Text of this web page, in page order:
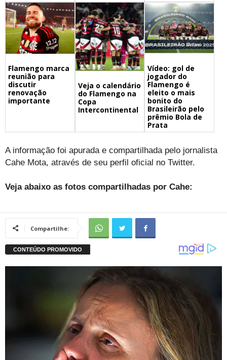
Flamengo marca
reunião para
discutir
renovação
importante
Veja o calendário
do Flamengo na
Copa
Intercontinental
Vídeo: gol de
jogador do
Flamengo é
eleito o mais
bonito do
Brasileirão pelo
prêmio Bola de
Prata
A informação foi apurada e compartilhada pelo jornalista
Cahe Mota, através de seu perfil oficial no Twitter.
Veja abaixo as fotos compartilhadas por Cahe:
Compartilhe: